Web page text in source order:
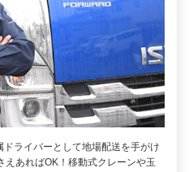
ライバーとして地場配送を手がけ
えあればOK！移動式クレーンや玉